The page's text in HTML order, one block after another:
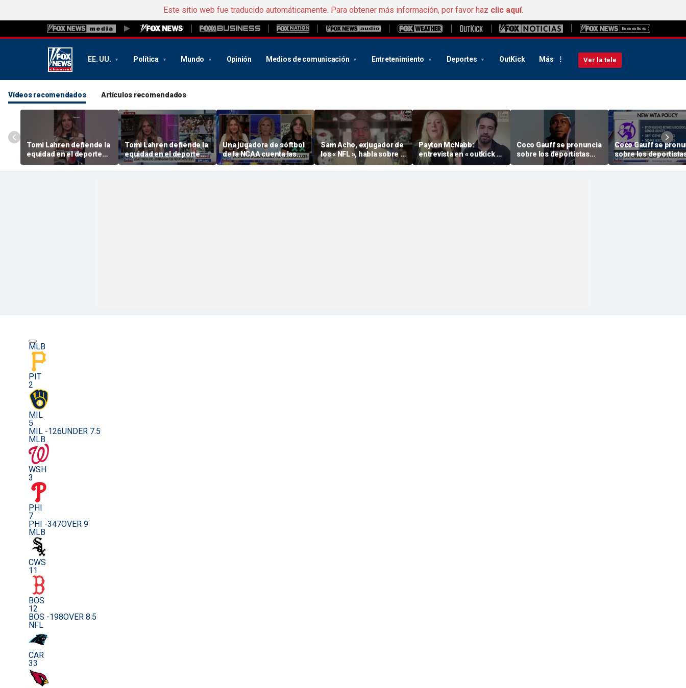
Este sitio web fue traducido automáticamente. Para obtener más información, por favor haz clic aquí.
EE. UU. Política Mundo Opinión Medios de comunicación Entretenimiento Deportes OutKick Más Ver la tele
Vídeos recomendados Artículos recomendados
Tomi Lahren defiende la
equidad en el deporte
femenino en medio del
debate sobre los
Tomi Lahren defiende la
equidad en el deporte
femenino en medio del
debate sobre los
Una jugadora de sóftbol
de la NCAA cuenta las
amenazas «muy
aterradoras» que recibió
Sam Acho, exjugador de
los « NFL », habla sobre la
importancia de fomentar
el respeto y sobre cómo
Payton McNabb:
entrevista en « outkick »,
6 de agosto de 2026.mp4
Coco Gauff se pronuncia
sobre los deportistas
transgénero en los
deportes femeninos
Coco Gauff se
sobre los
transgénero en los
deportes femeninos
MLB
PIT
2
MIL
5
MIL -126UNDER 7.5
MLB
WSH
3
PHI
7
PHI -347OVER 9
MLB
CWS
11
BOS
12
BOS -198OVER 8.5
NFL
CAR
33